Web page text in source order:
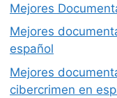
Mejores
Mejores
español
Mejores
cibercrimen en